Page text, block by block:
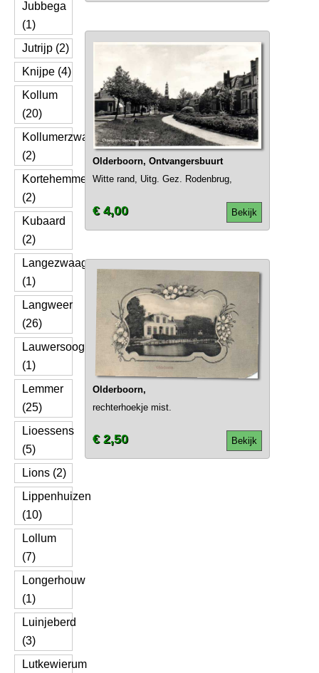
Jubbega
(1)
Jutrijp (2)
Knijpe (4)
Kollum
(20)
Kollumerzwaag
(2)
Kortehemmen
(2)
Kubaard
(2)
Langezwaag
(1)
Langweer
(26)
Lauwersoog
(1)
Lemmer
(25)
Lioessens
(5)
Lions (2)
Lippenhuizen
(10)
Lollum
(7)
Longerhouw
(1)
Luinjeberd
(3)
Lutkewierum
Olderboorn, Ontvangersbuurt
Witte rand, Uitg. Gez. Rodenbrug,
Bekijk
€ 4,00
Olderboorn,
rechterhoekje mist.
Bekijk
€ 2,50